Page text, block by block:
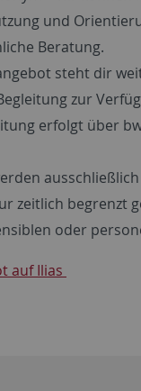
und
Beratung.
steht dir
zur
erfolgt über
zeitlich begrenzt
oder
auf Ilias